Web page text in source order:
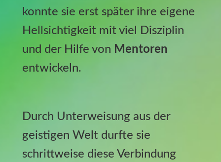
konnte sie erst später ihre eigene
Hellsichtigkeit mit viel Disziplin
und der Hilfe von Mentoren
entwickeln.
Durch Unterweisung aus der
geistigen Welt durfte sie
schrittweise diese Verbindung